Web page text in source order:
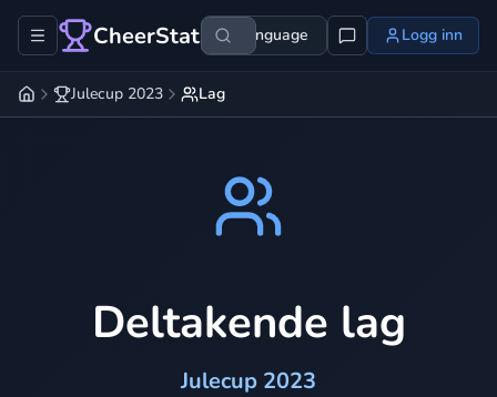
CheerStats Language Logg inn
Julecup 2023 Lag
Deltakende lag
Julecup 2023